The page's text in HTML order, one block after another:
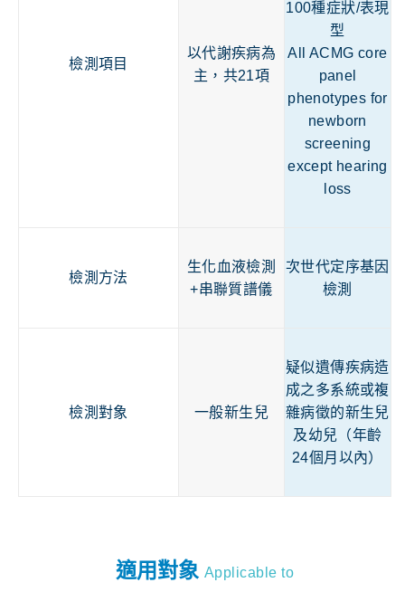
檢測項目
以代謝疾病為
主，共21項
100種症狀/表現
型
All ACMG core
panel
phenotypes for
newborn
screening
except hearing
loss
檢測方法
生化血液檢測
+串聯質譜儀
次世代定序基因
檢測
檢測對象 一般新生兒
疑似遺傳疾病造
成之多系統或複
雜病徵的新生兒
及幼兒（年齡
24個月以內）
適用對象 Applicable to